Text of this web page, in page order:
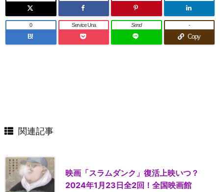
B!
0 Service Una Send
Copy
-
関連記事
映画「スラムダンク」復活上映いつ？
2024年1月23日全2回！全国映画館